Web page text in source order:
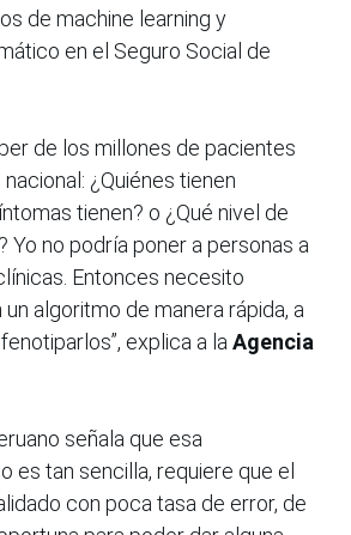
de machine learning y
en el Seguro Social de
de los millones de pacientes
¿Quiénes tienen
tienen? o ¿Qué nivel de
Yo no podría poner a personas a
Entonces necesito
algoritmo de manera rápida, a
explica a la Agencia
señala que esa
es tan sencilla, requiere que el
con poca tasa de error, de